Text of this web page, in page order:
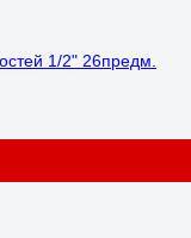
1/2" 26предм.